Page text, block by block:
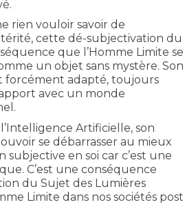
rien vouloir savoir de
cette dé-subjectivation du
que l’Homme Limite se
un objet sans mystère. Son
forcément adapté, toujours
avec un monde
l’Intelligence Artificielle, son
se débarrasser au mieux
subjective en soi car c’est une
C’est une conséquence
du Sujet des Lumières
Limite dans nos sociétés post